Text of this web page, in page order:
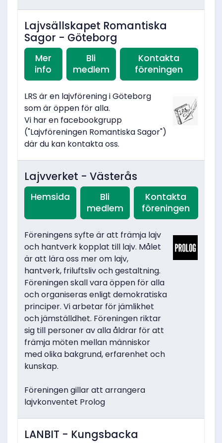
Lajvsällskapet Romantiska
Sagor - Göteborg
Mer
info
Bli
medlem
Kontakta
föreningen
LRS är en lajvförening i Göteborg
som är öppen för alla.
Vi har en facebookgrupp
("Lajvföreningen Romantiska Sagor")
där du kan kontakta oss.
Lajvverket - Västerås
Hemsida
Bli
medlem
Kontakta
föreningen
Föreningens syfte är att främja lajv
och hantverk kopplat till lajv. Målet
är att lära oss mer om lajv,
hantverk, friluftsliv och gestaltning.
Föreningen skall vara öppen för alla
och organiseras enligt demokratiska
principer. Vi arbetar för jämlikhet
och jämställdhet. Föreningen riktar
sig till personer av alla åldrar för att
främja möten mellan människor
med olika bakgrund, erfarenhet och
kunskap.
Föreningen gillar att arrangera
lajvkonventet Prolog
LANBIT - Kungsbacka